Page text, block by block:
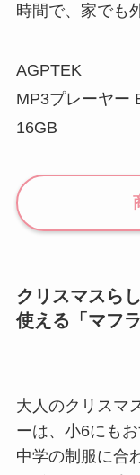
時間で、家でも
AGPTEK
MP3プレーヤー
16GB
クリスマスら
使える「マフ
大人のクリスマ
ーは、小6にも
中学の制服に合